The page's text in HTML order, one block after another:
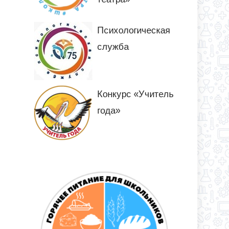
Психологическая
служба
Конкурс «Учитель
года»